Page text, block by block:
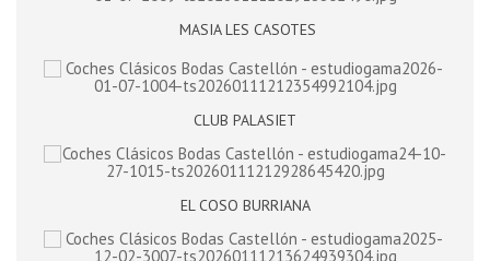
MASIA LES CASOTES
CLUB PALASIET
EL COSO BURRIANA